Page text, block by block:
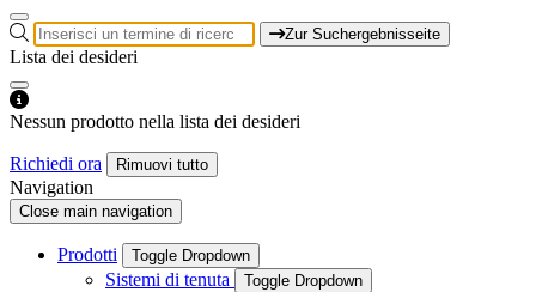
Zur Suchergebnisseite
Lista dei desideri
Nessun prodotto nella lista dei desideri
Richiedi ora Rimuovi tutto
Navigation
Close main navigation
Prodotti Toggle Dropdown
Sistemi di tenuta Toggle Dropdown